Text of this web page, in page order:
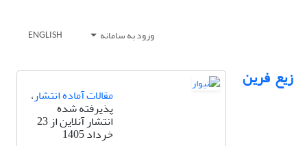
ورود به سامانه ENGLISH
فرین
مقالات آماده انتشار،
پذیرفته شده
انتشار آنلاین از 23
خرداد 1405